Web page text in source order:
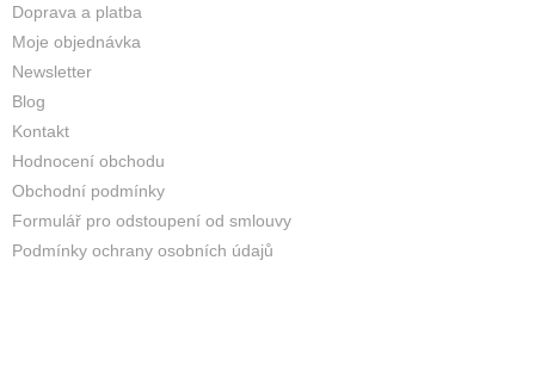
Doprava a platba
Moje objednávka
Newsletter
Blog
Kontakt
Hodnocení obchodu
Obchodní podmínky
Formulář pro odstoupení od smlouvy
Podmínky ochrany osobních údajů